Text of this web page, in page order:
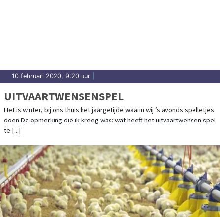
10 februari 2020, 9:20 uur
UITVAARTWENSENSPEL
Het is winter, bij ons thuis het jaargetijde waarin wij ’s avonds spelletjes
doen.De opmerking die ik kreeg was: wat heeft het uitvaartwensen spel
te [...]